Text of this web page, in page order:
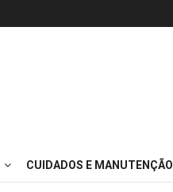
CUIDADOS E MANUTENÇÃO